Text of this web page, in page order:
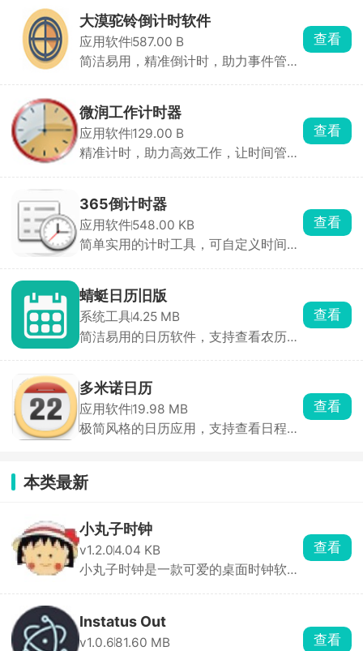
大漠驼铃倒计时软件
应用软件587.00 B
简洁易用，精准倒计时，助力事件管理
查看
微润工作计时器
应用软件129.00 B
精准计时，助力高效工作，让时间管理
查看
365倒计时器
应用软件548.00 KB
简单实用的计时工具，可自定义时间、
查看
蜻蜓日历旧版
系统工具4.25 MB
简洁易用的日历软件，支持查看农历、
查看
多米诺日历
应用软件19.98 MB
极简风格的日历应用，支持查看日程、
查看
本类最新
小丸子时钟
v1.2.04.04 KB
小丸子时钟是一款可爱的桌面时钟软
查看
Instatus Out
v1.0.681.60 MB
查看